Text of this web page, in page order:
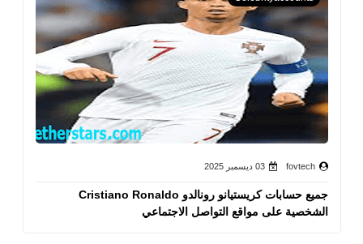
fovtech 03 ديسمبر 2025
جميع حسابات كريستيانو رونالدو Cristiano Ronaldo
الشخصية على مواقع التواصل الاجتماعي